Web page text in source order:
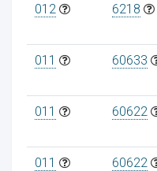
012 6218
011 60633
011 60622
011 60622